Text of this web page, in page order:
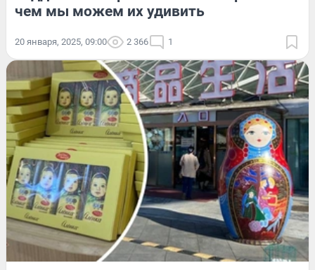
чем мы можем их удивить
20 января, 2025, 09:00 2 366 1